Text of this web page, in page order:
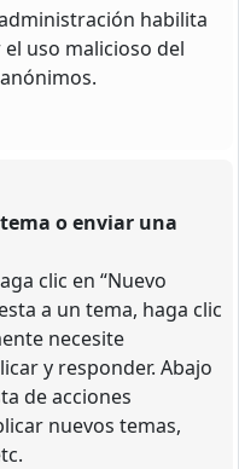
habilita
uso malicioso del
o enviar una
clic en “Nuevo
a un tema, haga clic
necesite
y responder. Abajo
de acciones
nuevos temas,